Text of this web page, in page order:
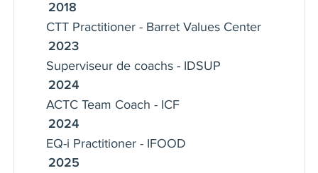
2018
CTT Practitioner - Barret Values Center
2023
Superviseur de coachs - IDSUP
2024
ACTC Team Coach - ICF
2024
EQ-i Practitioner - IFOOD
2025